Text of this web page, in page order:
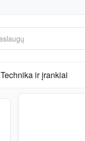
Technika ir įrankiai